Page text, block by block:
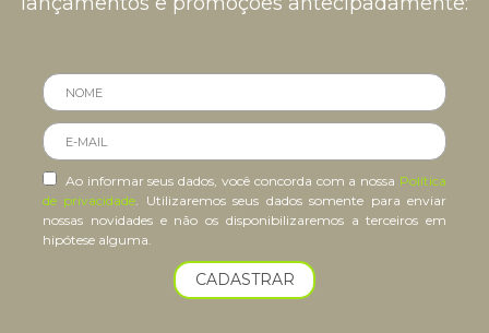
Ao informar seus dados, você concorda com a nossa Política
de privacidade. Utilizaremos seus dados somente para enviar
nossas novidades e não os disponibilizaremos a terceiros em
hipótese alguma.
CADASTRAR